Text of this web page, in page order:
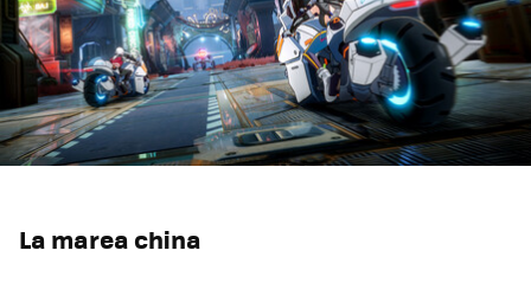
La marea china